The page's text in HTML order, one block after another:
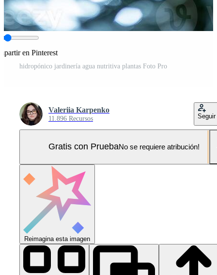
en Pinterest
hidropónico jardinería agua nutritiva plantas Foto Pro
Valeriia Karpenko
11.896 Recursos Seguir
Gratis con PruebaNo se requiere atribución!
Reimagina esta imagen